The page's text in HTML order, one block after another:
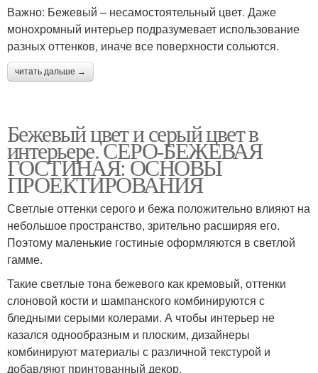
Важно: Бежевый – несамостоятельный цвет. Даже
монохромный интерьер подразумевает использование
разных оттенков, иначе все поверхности сольются.
читать дальше →
Бежевый цвет и серый цвет в
интерьере. СЕРО-БЕЖЕВАЯ
ГОСТИНАЯ: ОСНОВЫ
ПРОЕКТИРОВАНИЯ
Светлые оттенки серого и бежа положительно влияют на
небольшое пространство, зрительно расширяя его.
Поэтому маленькие гостиные оформляются в светлой
гамме.
Такие светлые тона бежевого как кремовый, оттенки
слоновой кости и шампанского комбинируются с
бледными серыми колерами. А чтобы интерьер не
казался однообразным и плоским, дизайнеры
комбинируют материалы с различной текстурой и
добавляют принтованный декор.